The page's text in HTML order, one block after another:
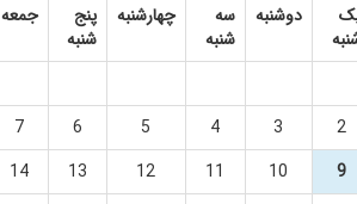
دوشنبه
سه
شنبه
چهارشنبه
پنج
شنبه
جمعه
2
3
4
5
6
7
9
10
11
12
13
14